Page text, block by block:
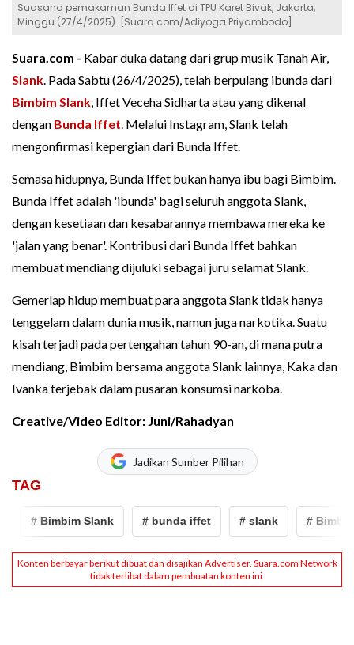
Suasana pemakaman Bunda Iffet di TPU Karet Bivak, Jakarta,
Minggu (27/4/2025). [Suara.com/Adiyoga Priyambodo]
Suara.com - Kabar duka datang dari grup musik Tanah Air,
Slank. Pada Sabtu (26/4/2025), telah berpulang ibunda dari
Bimbim Slank, Iffet Veceha Sidharta atau yang dikenal
dengan Bunda Iffet. Melalui Instagram, Slank telah
mengonfirmasi kepergian dari Bunda Iffet.
Semasa hidupnya, Bunda Iffet bukan hanya ibu bagi Bimbim.
Bunda Iffet adalah 'ibunda' bagi seluruh anggota Slank,
dengan kesetiaan dan kesabarannya membawa mereka ke
'jalan yang benar'. Kontribusi dari Bunda Iffet bahkan
membuat mendiang dijuluki sebagai juru selamat Slank.
Gemerlap hidup membuat para anggota Slank tidak hanya
tenggelam dalam dunia musik, namun juga narkotika. Suatu
kisah terjadi pada pertengahan tahun 90-an, di mana putra
mendiang, Bimbim bersama anggota Slank lainnya, Kaka dan
Ivanka terjebak dalam pusaran konsumsi narkoba.
Creative/Video Editor: Juni/Rahadyan
Jadikan Sumber Pilihan
TAG
# Bimbim Slank # bunda iffet # slank #